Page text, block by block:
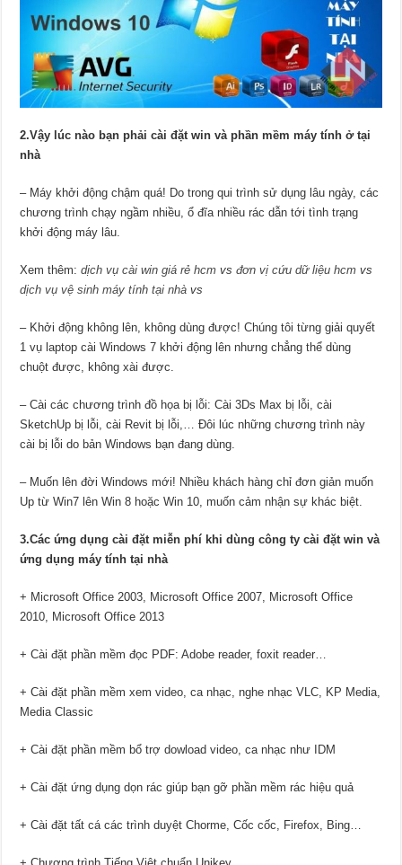
2.Vậy lúc nào bạn phải cài đặt win và phần mềm máy tính ở tại
nhà
– Máy khởi động chậm quá! Do trong qui trình sử dụng lâu ngày, các
chương trình chạy ngầm nhiều, ổ đĩa nhiều rác dẫn tới tình trạng
khởi động máy lâu.
Xem thêm:dịch vụ cài win giá rẻ hcm vsđơn vị cứu dữ liệu hcm vs
dịch vụ vệ sinh máy tính tại nhà vs
– Khởi động không lên, không dùng được! Chúng tôi từng giải quyết
1 vụ laptop cài Windows 7 khởi động lên nhưng chẳng thể dùng
chuột được, không xài được.
– Cài các chương trình đồ họa bị lỗi: Cài 3Ds Max bị lỗi, cài
SketchUp bị lỗi, cài Revit bị lỗi,… Đôi lúc những chương trình này
cài bị lỗi do bản Windows bạn đang dùng.
– Muốn lên đời Windows mới! Nhiều khách hàng chỉ đơn giản muốn
Up từ Win7 lên Win 8 hoặc Win 10, muốn cảm nhận sự khác biệt.
3.Các ứng dụng cài đặt miễn phí khi dùng công ty cài đặt win và
ứng dụng máy tính tại nhà
+ Microsoft Office 2003, Microsoft Office 2007, Microsoft Office
2010, Microsoft Office 2013
+ Cài đặt phần mềm đọc PDF: Adobe reader, foxit reader…
+ Cài đặt phần mềm xem video, ca nhạc, nghe nhạc VLC, KP Media,
Media Classic
+ Cài đặt phần mềm bổ trợ dowload video, ca nhạc như IDM
+ Cài đặt ứng dụng dọn rác giúp bạn gỡ phần mềm rác hiệu quả
+ Cài đặt tất cá các trình duyệt Chorme, Cốc cốc, Firefox, Bing…